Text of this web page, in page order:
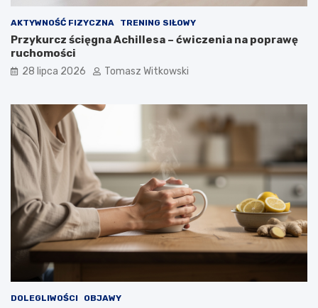
AKTYWNOŚĆ FIZYCZNA TRENING SIŁOWY
Przykurcz ścięgna Achillesa – ćwiczenia na poprawę
ruchomości
28 lipca 2026 Tomasz Witkowski
DOLEGLIWOŚCI OBJAWY